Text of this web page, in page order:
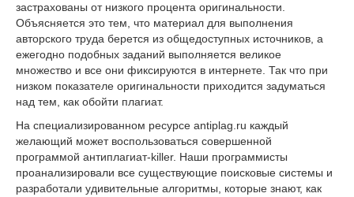
застрахованы от низкого процента оригинальности.
Объясняется это тем, что материал для выполнения
авторского труда берется из общедоступных источников, а
ежегодно подобных заданий выполняется великое
множество и все они фиксируются в интернете. Так что при
низком показателе оригинальности приходится задуматься
над тем, как обойти плагиат.
На специализированном ресурсе antiplag.ru каждый
желающий может воспользоваться совершенной
программой антиплагиат-killer. Наши программисты
проанализировали все существующие поисковые системы и
разработали удивительные алгоритмы, которые знают, как